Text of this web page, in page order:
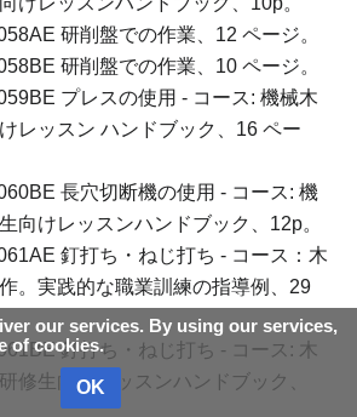
研削盤での作業、12 ページ。
研削盤での作業、10 ページ。
プレスの使用 - コース: 機械木
レッスン ハンドブック、16 ペー
長穴切断機の使用 - コース: 機
向けレッスンハンドブック、12p。
釘打ち・ねじ打ち - コース：木
。 実践的な職業訓練の指導例、29
釘打ち・ねじ打ち - コース: 木
研修生向けレッスンハンドブック、
our services. By using our services,
of cookies.
OK